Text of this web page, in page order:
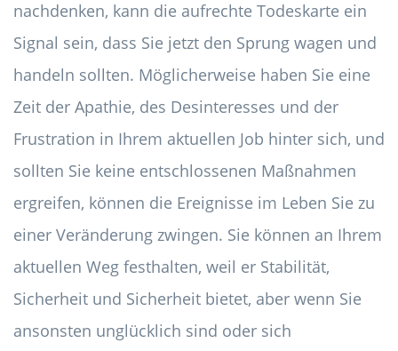
nachdenken, kann die aufrechte Todeskarte ein
Signal sein, dass Sie jetzt den Sprung wagen und
handeln sollten. Möglicherweise haben Sie eine
Zeit der Apathie, des Desinteresses und der
Frustration in Ihrem aktuellen Job hinter sich, und
sollten Sie keine entschlossenen Maßnahmen
ergreifen, können die Ereignisse im Leben Sie zu
einer Veränderung zwingen. Sie können an Ihrem
aktuellen Weg festhalten, weil er Stabilität,
Sicherheit und Sicherheit bietet, aber wenn Sie
ansonsten unglücklich sind oder sich